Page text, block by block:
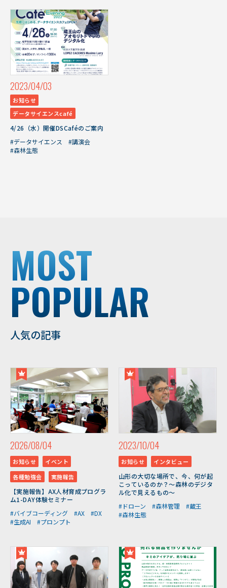
2023/04/03
お知らせ
データサイエンスcafé
4/26（水）開催DSCaféのご案内
#データサイエンス
#講演会
#森林生態
MOST
POPULAR
人気の記事
2026/08/04
お知らせ
イベント
各種勉強会
実施報告
【実施報告】AX人材育成プログラ
ム1-DAY体験セミナー
#バイブコーディング
#AX
#DX
#生成AI
#プロンプト
2023/10/04
お知らせ インタビュー
山形の大切な場所で、今、何が起
こっているのか？～森林のデジタ
ル化で見えるもの～
#ドローン
#森林管理
#蔵王
#森林生態